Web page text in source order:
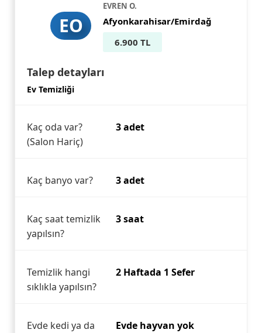
EO
EVREN O.
Afyonkarahisar/Emirdağ
6.900 TL
Talep detayları
Ev Temizliği
Kaç oda var?
(Salon Hariç)
3 adet
Kaç banyo var? 3 adet
Kaç saat temizlik
yapılsın?
3 saat
Temizlik hangi
sıklıkla yapılsın?
2 Haftada 1 Sefer
Evde kedi ya da
Evde hayvan yok